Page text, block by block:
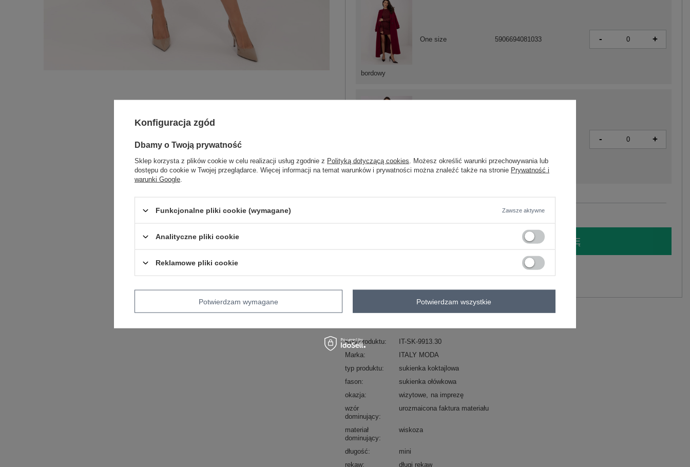
bordowy
One size 5906694081033 - +
czerwony
- +
ZALOGUJ SIĘ I ZOBACZ CENĘ
Kod produktu
IT-SK-9913.30
Marka
ITALY MODA
typ produktu
sukienka koktajlowa
fason
sukienka ołówkowa
okazja
wizytowe
na imprezę
wzór
dominujący
urozmaicona faktura materiału
materiał
dominujący
wiskoza
długość
mini
rękaw
długi rękaw
Konfiguracja zgód
Dbamy o Twoją prywatność
Sklep korzysta z plików cookie w celu realizacji usług zgodnie z Polityką dotyczącą cookies . Możesz określić warunki przechowywania lub
dostępu do cookie w Twojej przeglądarce. Więcej informacji na temat warunków i prywatności można znaleźć także na stronie Prywatność i
warunki Google
Funkcjonalne pliki cookie (wymagane) Zawsze aktywne
Analityczne pliki cookie
Reklamowe pliki cookie
Potwierdzam wymagane Potwierdzam wszystkie